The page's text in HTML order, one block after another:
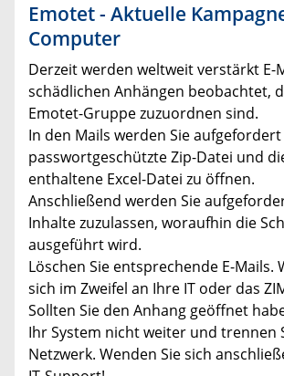
Emotet - Aktuelle
Computer
Derzeit werden weltweit verstärkt E-
schädlichen Anhängen beobachtet,
Emotet-Gruppe zuzuordnen sind.
In den Mails werden Sie
passwortgeschützte Zip-Datei und
enthaltene Excel-Datei zu öffnen.
Anschließend werden Sie
Inhalte zuzulassen, woraufhin die
ausgeführt wird.
Löschen Sie entsprechende E-Mails.
sich im Zweifel an Ihre IT oder das
Sollten Sie den Anhang geöffnet
Ihr System nicht weiter und trennen
Netzwerk. Wenden Sie sich